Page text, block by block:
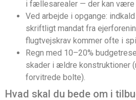
i fællesarealer — der kan være
Ved arbejde i opgange:
skriftligt mandat fra
flugtvejskrav kommer ofte i
Regn med 10–20%
skader i ældre konstruktioner
forvitrede bolte).
Hvad skal du bede om i